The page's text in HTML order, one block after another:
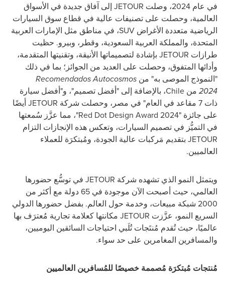
في عام 2024، وصلت JETOURإلى آفاق جديدة في الأسواق
العالمية، وحصلت على تصنيفات عالية في قطاع سوق السيارات
الرياضية متعددة الأغراض SUV، في مناطق مثل الإمارات العربية
المتحدة، والمملكة العربية السعودية، وقطر، وبيرو. حظيت
طرازات JETOUR بإشادة لتصميماتها الأنيقة، وتقنيتها المتقدمة،
وأدائها المتفوق، وحصلت على العديد من الجوائز؛ بما في ذلك
"النموذج الموصى به" من Recomendados Autocosmos
2024 من Chile، بالإضافة إلى "أفضل تصميم"، و"أفضل سيارة
ذات 7 مقاعد في العام" في مصر، وحصلت شركة
JETOURأيضًا
على جائزة Red Dot Design Award 2024""، مما عزَّز سُمعتها
في التميُّز في تصميم السيارات، وتعكس هذه الإنجازات التزام
JETOUR بتقديم مَركبات عالية الجودة، ومُبتكرَة للعملاء
العالميين.
ويتمثل النمو الذي تشهده شركة JETOUR في توسُّع حضورها
العالمي، حيث أصبحت الآن موجودة في 65 دولة مع أكثر من
2000 شبكة مبيعات، وخدمة حول العالم. بفضل حضورها الدولي
السريع النمو، عزَّزت JETOUR مكانتها كعلامة تجارية مُعترَف بها
عالميًا، حيث تُقدم مُنتَجات تُلَبي احتياجات السائقين اليوميين،
والمسافرين المغامرين على حد سواء.
مُنتجات مُبتكرَة مُصممة خصيصًا للمُسافرين العالميين